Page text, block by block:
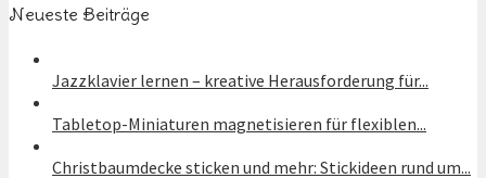
Neueste Beiträge
Jazzklavier lernen – kreative Herausforderung für...
Tabletop-Miniaturen magnetisieren für flexiblen...
Christbaumdecke sticken und mehr: Stickideen rund um...